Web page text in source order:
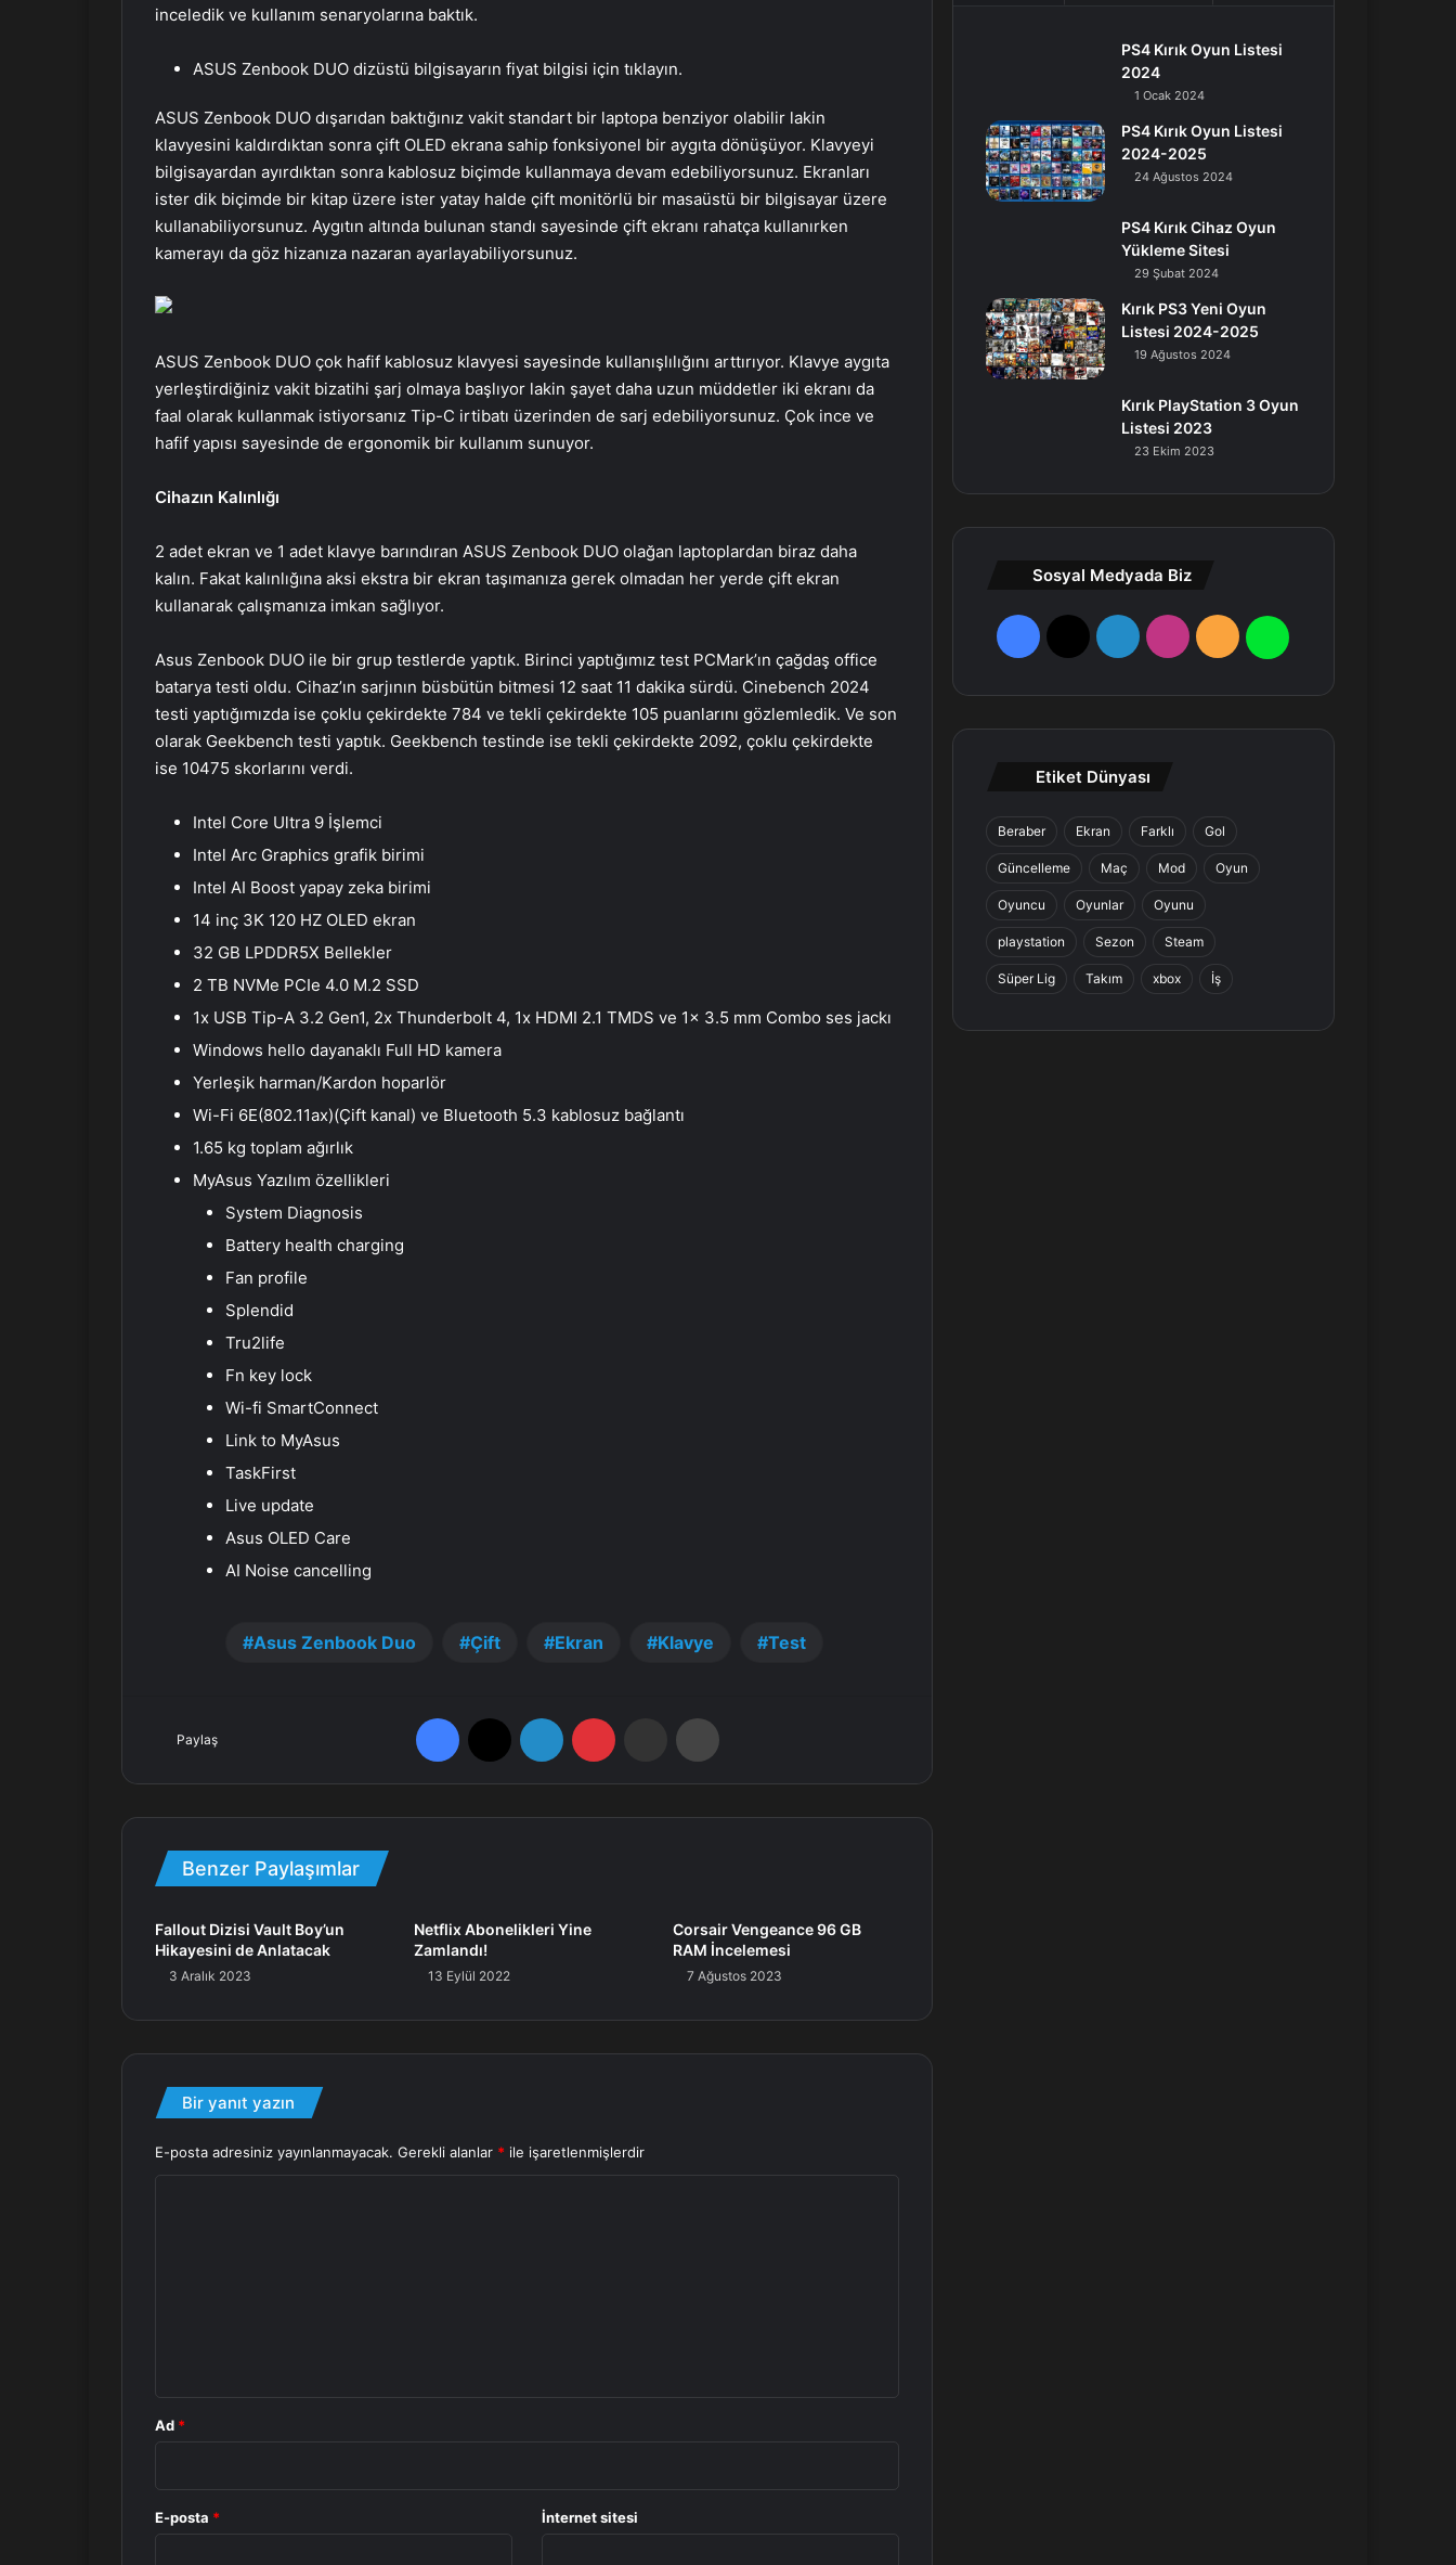
inceledik ve kullanım senaryolarına baktık.
ASUS Zenbook DUO dizüstü bilgisayarın fiyat bilgisi için tıklayın.
ASUS Zenbook DUO dışarıdan baktığınız vakit standart bir laptopa benziyor olabilir lakin
klavyesini kaldırdıktan sonra çift OLED ekrana sahip fonksiyonel bir aygıta dönüşüyor. Klavyeyi
bilgisayardan ayırdıktan sonra kablosuz biçimde kullanmaya devam edebiliyorsunuz. Ekranları
ister dik biçimde bir kitap üzere ister yatay halde çift monitörlü bir masaüstü bir bilgisayar üzere
kullanabiliyorsunuz. Aygıtın altında bulunan standı sayesinde çift ekranı rahatça kullanırken
kamerayı da göz hizanıza nazaran ayarlayabiliyorsunuz.
ASUS Zenbook DUO çok hafif kablosuz klavyesi sayesinde kullanışlılığını arttırıyor. Klavye aygıta
yerleştirdiğiniz vakit bizatihi şarj olmaya başlıyor lakin şayet daha uzun müddetler iki ekranı da
faal olarak kullanmak istiyorsanız Tip-C irtibatı üzerinden de sarj edebiliyorsunuz. Çok ince ve
hafif yapısı sayesinde de ergonomik bir kullanım sunuyor.
Cihazın Kalınlığı
2 adet ekran ve 1 adet klavye barındıran ASUS Zenbook DUO olağan laptoplardan biraz daha
kalın. Fakat kalınlığına aksi ekstra bir ekran taşımanıza gerek olmadan her yerde çift ekran
kullanarak çalışmanıza imkan sağlıyor.
Asus Zenbook DUO ile bir grup testlerde yaptık. Birinci yaptığımız test PCMark’ın çağdaş office
batarya testi oldu. Cihaz’ın sarjının büsbütün bitmesi 12 saat 11 dakika sürdü. Cinebench 2024
testi yaptığımızda ise çoklu çekirdekte 784 ve tekli çekirdekte 105 puanlarını gözlemledik. Ve son
olarak Geekbench testi yaptık. Geekbench testinde ise tekli çekirdekte 2092, çoklu çekirdekte
ise 10475 skorlarını verdi.
Intel Core Ultra 9 İşlemci
Intel Arc Graphics grafik birimi
Intel AI Boost yapay zeka birimi
14 inç 3K 120 HZ OLED ekran
32 GB LPDDR5X Bellekler
2 TB NVMe PCIe 4.0 M.2 SSD
1x USB Tip-A 3.2 Gen1, 2x Thunderbolt 4, 1x HDMI 2.1 TMDS ve 1x 3.5 mm Combo ses jackı
Windows hello dayanaklı Full HD kamera
Yerleşik harman/Kardon hoparlör
Wi-Fi 6E(802.11ax)(Çift kanal) ve Bluetooth 5.3 kablosuz bağlantı
1.65 kg toplam ağırlık
MyAsus Yazılım özellikleri
System Diagnosis
Battery health charging
Fan profile
Splendid
Tru2life
Fn key lock
Wi-fi SmartConnect
Link to MyAsus
TaskFirst
Live update
Asus OLED Care
AI Noise cancelling
Asus Zenbook Duo Çift Ekran Klavye Test
Paylaş
Benzer Paylaşımlar
Fallout Dizisi Vault Boy’un
Hikayesini de Anlatacak
3 Aralık 2023
Netflix Abonelikleri Yine
Zamlandı!
13 Eylül 2022
Corsair Vengeance 96 GB
RAM İncelemesi
7 Ağustos 2023
Bir yanıt yazın
E-posta adresiniz yayınlanmayacak. Gerekli alanlar * ile işaretlenmişlerdir
Ad *
E-posta * İnternet sitesi
PS4 Kırık Oyun Listesi
2024
1 Ocak 2024
PS4 Kırık Oyun Listesi
2024-2025
24 Ağustos 2024
PS4 Kırık Cihaz Oyun
Yükleme Sitesi
29 Şubat 2024
Kırık PS3 Yeni Oyun
Listesi 2024-2025
19 Ağustos 2024
Kırık PlayStation 3 Oyun
Listesi 2023
23 Ekim 2023
Sosyal Medyada Biz
F
e
k
X
L
n
a
m
R
W
a
Etiket Dünyası
Beraber Ekran Farklı Gol
Güncelleme Maç Mod Oyun
Oyuncu Oyunlar Oyunu
playstation Sezon Steam
Süper Lig Takım xbox İş